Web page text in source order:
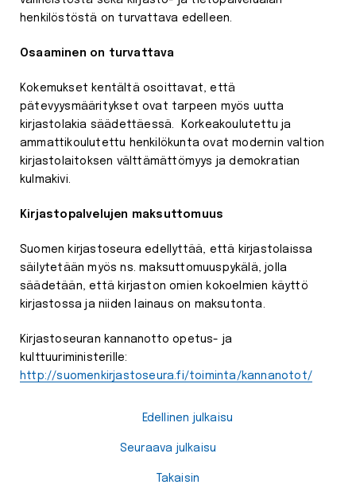
henkilöstöstä on turvattava edelleen.
Osaaminen on turvattava
Kokemukset kentältä osoittavat, että
pätevyysmääritykset ovat tarpeen myös uutta
kirjastolakia säädettäessä. Korkeakoulutettu ja
ammattikoulutettu henkilökunta ovat modernin valtion
kirjastolaitoksen välttämättömyys ja demokratian
kulmakivi.
Kirjastopalvelujen maksuttomuus
Suomen kirjastoseura edellyttää, että kirjastolaissa
säilytetään myös ns. maksuttomuuspykälä, jolla
säädetään, että kirjaston omien kokoelmien käyttö
kirjastossa ja niiden lainaus on maksutonta.
Kirjastoseuran kannanotto opetus- ja
kulttuuriministerille:
http://suomenkirjastoseura.fi/toiminta/kannanotot/
Edellinen julkaisu
Takaisin
Seuraava julkaisu